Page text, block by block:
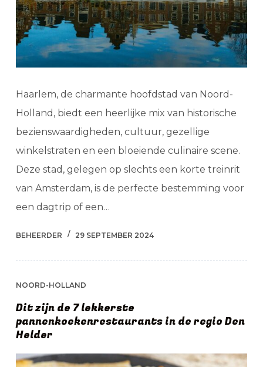
Haarlem, de charmante hoofdstad van Noord-
Holland, biedt een heerlijke mix van historische
bezienswaardigheden, cultuur, gezellige
winkelstraten en een bloeiende culinaire scene.
Deze stad, gelegen op slechts een korte treinrit
van Amsterdam, is de perfecte bestemming voor
een dagtrip of een…
BEHEERDER 29 SEPTEMBER 2024
NOORD-HOLLAND
Dit zijn de 7 lekkerste
pannenkoekenrestaurants in de regio Den
Helder